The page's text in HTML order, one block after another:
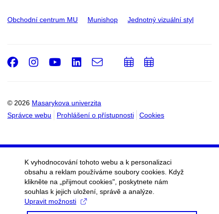
Obchodní centrum MU Munishop Jednotný vizuální styl
© 2026 Masarykova univerzita
Správce webu
Prohlášení o přístupnosti Cookies
Facebook
Instagram
Youtube
LinkedIn
e-
Email
PřidatPřidat
K vyhodnocování tohoto webu a k personalizaci
obsahu a reklam používáme soubory cookies. Když
klikněte na „přijmout cookies", poskytnete nám
souhlas k jejich uložení, správě a analýze.
Upravit možnosti